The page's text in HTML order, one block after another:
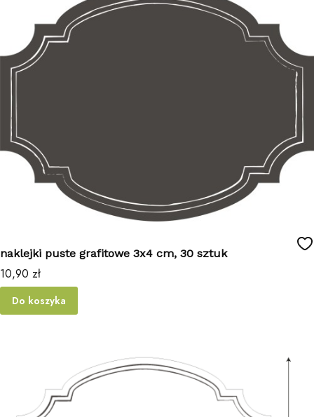
naklejki puste grafitowe 3x4 cm, 30 sztuk
Cena
10,90 zł
Do koszyka